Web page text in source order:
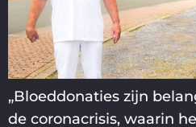
„Bloeddonaties zijn
de coronacrisis, waarin